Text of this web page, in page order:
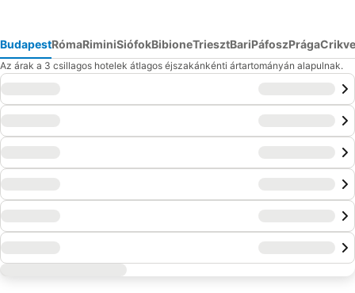
BudapestRómaRiminiSiófokBibioneTriesztBariPáfoszPrága
Az árak a 3 csillagos hotelek átlagos éjszakánkénti ártartományán alapulnak.